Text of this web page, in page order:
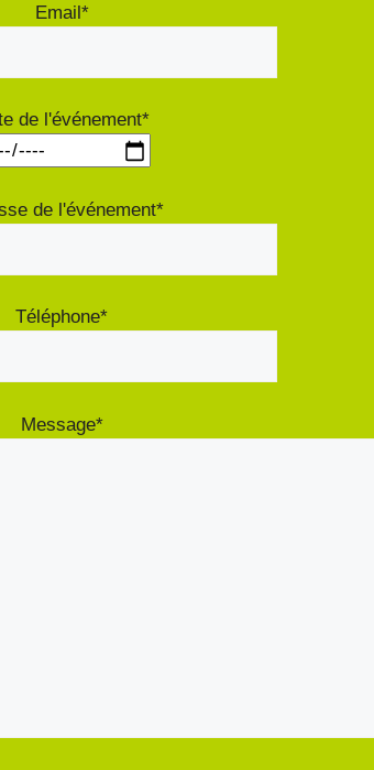
Email*
de l'événement*
de l'événement*
Téléphone*
Message*